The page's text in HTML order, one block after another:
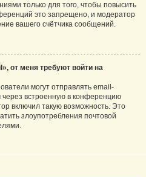
только для того, чтобы повысить
это запрещено, и модератор
вашего счётчика сообщений.
от меня требуют войти на
могут отправлять email-
встроенную в конференцию
включил такую возможность. Это
злоупотребления почтовой